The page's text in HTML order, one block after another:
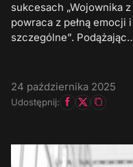
sukcesach „Wojownika
powraca z pełną emocji
szczególne”.
24 października 2025
Udostępnij: